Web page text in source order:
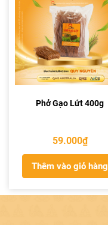
Phở Gạo Lứt 400g
59.000₫
Thêm vào giỏ hàng